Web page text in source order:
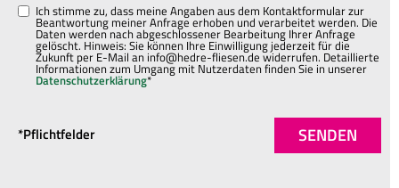
Ich stimme zu, dass meine Angaben aus dem Kontaktformular zur
Beantwortung meiner Anfrage erhoben und verarbeitet werden. Die
Daten werden nach abgeschlossener Bearbeitung Ihrer Anfrage
gelöscht. Hinweis: Sie können Ihre Einwilligung jederzeit für die
Zukunft per E-Mail an info@hedre-fliesen.de widerrufen. Detaillierte
Informationen zum Umgang mit Nutzerdaten finden Sie in unserer
Datenschutzerklärung*
*Pflichtfelder SENDEN